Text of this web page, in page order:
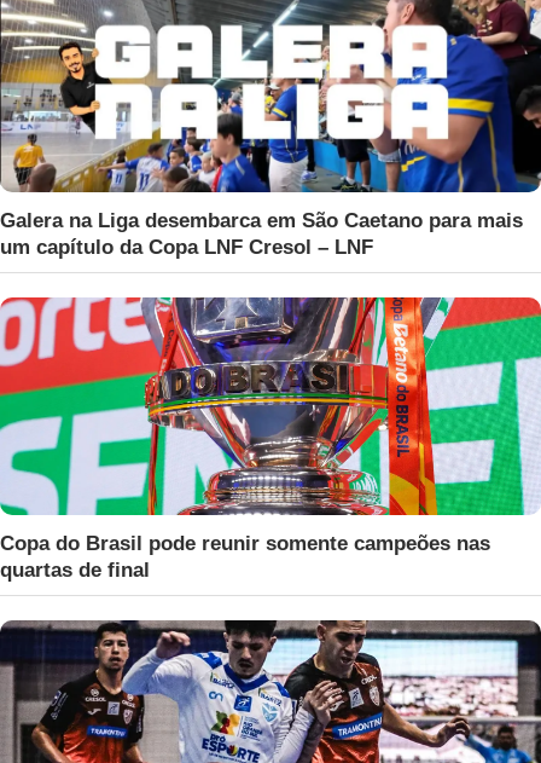
Galera na Liga desembarca em São Caetano para mais
um capítulo da Copa LNF Cresol – LNF
Copa do Brasil pode reunir somente campeões nas
quartas de final